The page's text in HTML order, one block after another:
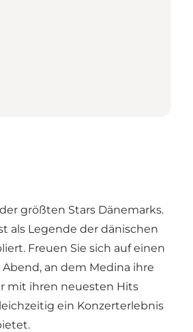
größten Stars Dänemarks.
als Legende der dänischen
Freuen Sie sich auf einen
an dem Medina ihre
mit ihren neuesten Hits
ein Konzerterlebnis